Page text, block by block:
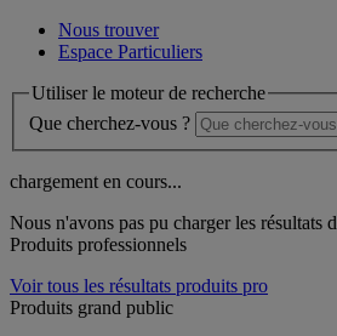
Nous trouver
Espace Particuliers
Utiliser le moteur de recherche
Que cherchez-vous ?
chargement en cours...
Nous n'avons pas pu charger les résultats
Produits professionnels
Voir tous les résultats produits pro
Produits grand public